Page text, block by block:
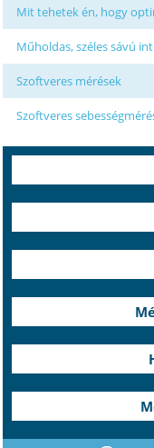
Mit tehetek én, hogy
Műholdas, széles sávú
Szoftveres mérések
Szoftveres